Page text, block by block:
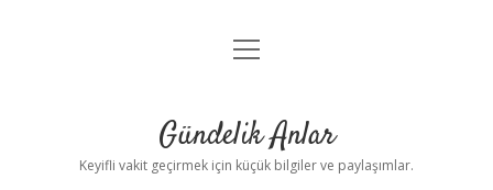
Anasayfa
Yasal Uyarı
menüyü
Gündelik Anlar
Keyifli vakit geçirmek için küçük bilgiler ve paylaşımlar.